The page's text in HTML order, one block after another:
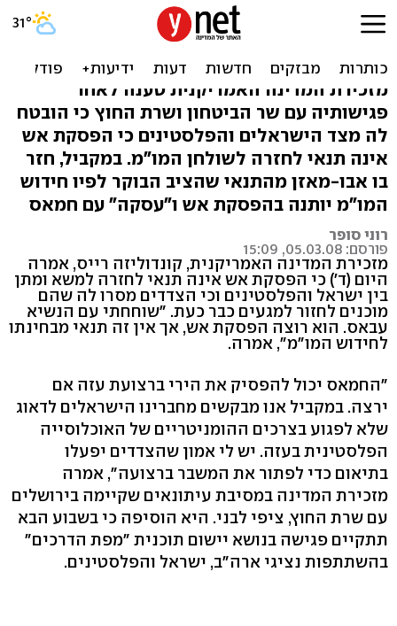
רייס: הוסכם על חזרה למו"מ
גם ללא הפסקת אש
מזכירת המדינה האמריקנית טענה לאחר
פגישותיה עם שר הביטחון ושרת החוץ כי הובטח
לה מצד הישראלים והפלסטינים כי הפסקת אש
אינה תנאי לחזרה לשולחן המו"מ. במקביל, חזר
בו אבו-מאזן מהתנאי שהציב הבוקר לפיו חידוש
המו"מ יותנה בהפסקת אש ו"עסקה" עם חמאס
רוני סופר
פורסם: 05.03.08, 15:09
מזכירת המדינה האמריקנית, קונדוליזה רייס, אמרה
היום (ד') כי הפסקת אש אינה תנאי לחזרה למשא ומתן
בין ישראל והפלסטינים וכי הצדדים מסרו לה שהם
מוכנים לחזור למגעים כבר כעת. "שוחחתי עם הנשיא
עבאס. הוא רוצה הפסקת אש, אך אין זה תנאי מבחינתו
לחידוש המו"מ", אמרה.
"החמאס יכול להפסיק את הירי ברצועת עזה אם
ירצה. במקביל אנו מבקשים מחברינו הישראלים לדאוג
שלא לפגוע בצרכים ההומניטריים של האוכלוסייה
הפלסטינית בעזה. יש לי אמון שהצדדים יפעלו
בתיאום כדי לפתור את המשבר ברצועה", אמרה
מזכירת המדינה במסיבת עיתונאים שקיימה בירושלים
עם שרת החוץ, ציפי לבני. היא הוסיפה כי בשבוע הבא
תתקיים פגישה בנושא יישום תוכנית "מפת הדרכים"
בהשתתפות נציגי ארה"ב, ישראל והפלסטינים.